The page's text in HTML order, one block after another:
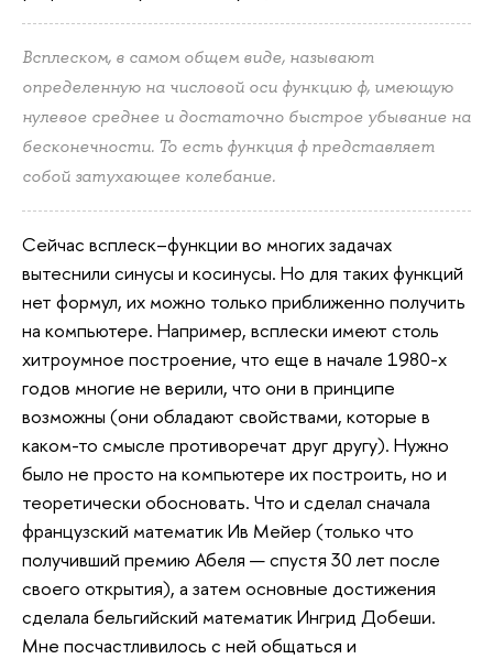
Всплеском, в самом общем виде, называют
определенную на числовой оси функцию ф, имеющую
нулевое среднее и достаточно быстрое убы­вание на
бесконечности. То есть функция ф представляет
собой затухающее колебание.
Сейчас всплеск–функции во многих задачах
вытеснили синусы и косинусы. Но для таких функций
нет формул, их можно только приближенно получить
на компьютере. Например, всплески имеют столь
хитроумное построение, что еще в начале 1980-х
годов многие не верили, что они в принципе
возможны (они обладают свойствами, которые в
каком-то смысле противоречат друг другу). Нужно
было не просто на компьютере их построить, но и
теоретически обосновать. Что и сделал сначала
французский математик Ив Мейер (только что
получивший премию Абеля — спустя 30 лет после
своего открытия), а затем основные достижения
сделала бельгийский математик Ингрид Добеши.
Мне посчастливилось с ней общаться и